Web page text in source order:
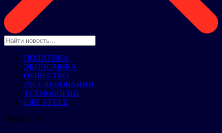
ПОЛИТИКА
ЭКОНОМИКА
ОБЩЕСТВО
РАССЛЕДОВАНИЯ
ТЕХНОЛОГИИ
LIFE STYLE
НОВОСТИ